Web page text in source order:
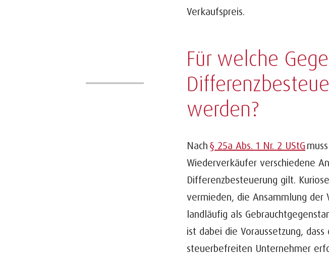
Verkaufspreis.
Für welche
werden?
Nach § 25a Abs. 1 Nr. 2 UStG
Wiederverkäufer verschiedene
Differenzbesteuerung gilt.
vermieden, die Ansammlung der
landläufig als
ist dabei die Voraussetzung,
steuerbefreiten Unternehmer